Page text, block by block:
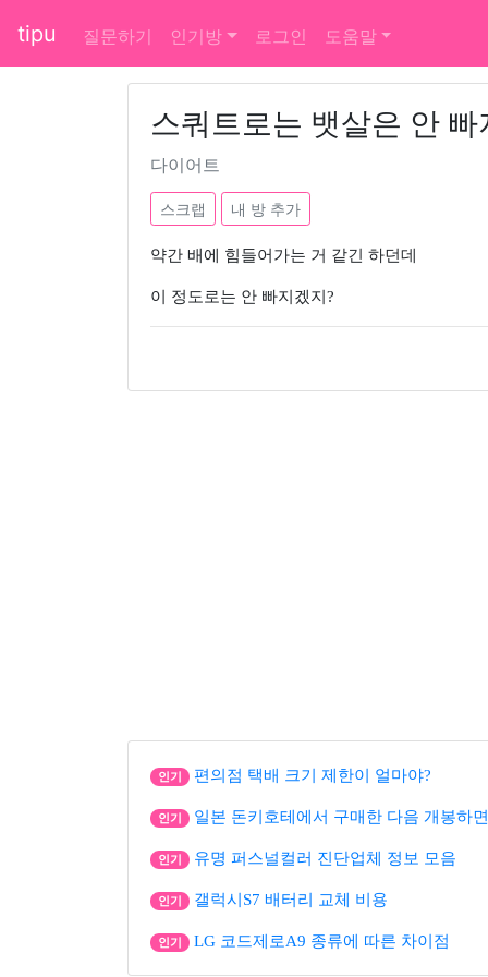
tipu 질문하기 인기방 로그인 도움말
스쿼트로는 뱃살은 안 빠
다이어트
스크랩 내 방 추가
약간 배에 힘들어가는 거 같긴 하던데
이 정도로는 안 빠지겠지?
인기 편의점 택배 크기 제한이 얼마야?
인기 일본 돈키호테에서 구매한 다음 개봉하
인기 유명 퍼스널컬러 진단업체 정보 모음
인기 갤럭시S7 배터리 교체 비용
인기 LG 코드제로A9 종류에 따른 차이점